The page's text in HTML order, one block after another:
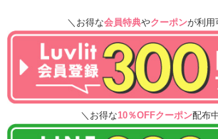
＼お得な会員特典やクーポンが利
＼お得な10％OFFクーポン配布